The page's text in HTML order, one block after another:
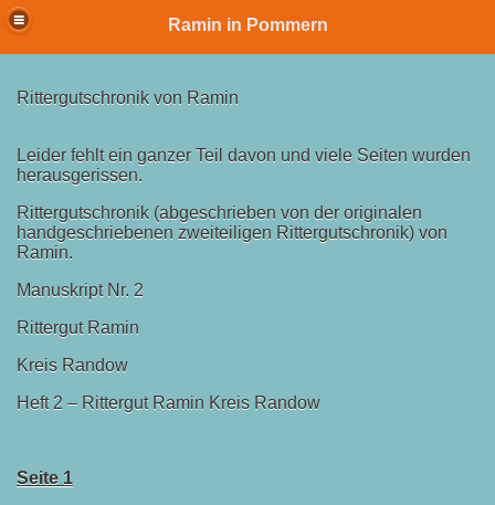
Ramin in Pommern
Rittergutschronik von Ramin
Leider fehlt ein ganzer Teil davon und viele Seiten wurden
herausgerissen.
Rittergutschronik (abgeschrieben von der originalen
handgeschriebenen zweiteiligen Rittergutschronik) von
Ramin.
Manuskript Nr. 2
Rittergut Ramin
Kreis Randow
Heft 2 – Rittergut Ramin Kreis Randow
Seite 1